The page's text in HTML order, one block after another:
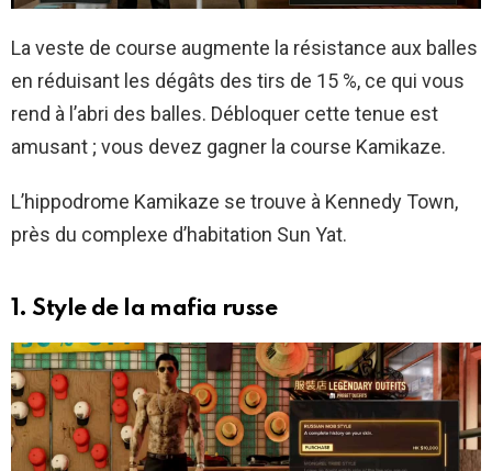
La veste de course augmente la résistance aux balles
en réduisant les dégâts des tirs de 15 %, ce qui vous
rend à l’abri des balles. Débloquer cette tenue est
amusant ; vous devez gagner la course Kamikaze.
L’hippodrome Kamikaze se trouve à Kennedy Town,
près du complexe d’habitation Sun Yat.
1. Style de la mafia russe